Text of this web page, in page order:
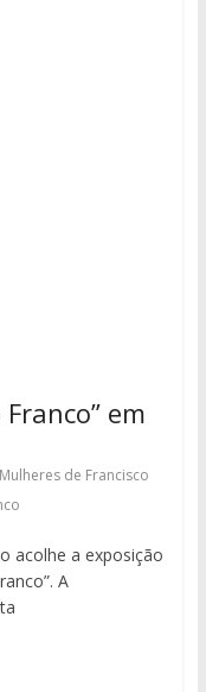
em
de Francisco
acolhe a exposição
A